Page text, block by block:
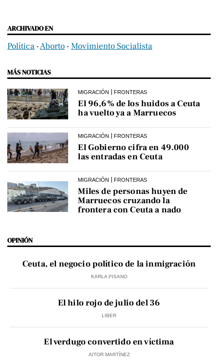
ARCHIVADO EN
Política ‧Aborto ‧ Movimiento Socialista
MÁS NOTICIAS
MIGRACIÓN FRONTERAS
El 96,6% de los huidos a Ceuta
ha vuelto ya a Marruecos
MIGRACIÓN FRONTERAS
El Gobierno cifra en 49.000
las entradas en Ceuta
MIGRACIÓN FRONTERAS
Miles de personas huyen de
Marruecos cruzando la
frontera con Ceuta a nado
OPINIÓN
Ceuta, el negocio político de la inmigración
KARLA PISANO
El hilo rojo de julio del 36
LIBER
El verdugo convertido en víctima
AITOR MARTÍNEZ